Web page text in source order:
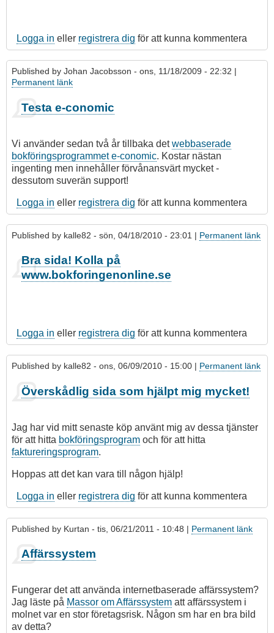
Logga in eller registrera dig för att kunna kommentera
Published by Johan Jacobsson - ons, 11/18/2009 - 22:32 |
Permanent länk
Testa e-conomic
Vi använder sedan två år tillbaka detwebbaserade
bokföringsprogrammet e-conomic. Kostar nästan
ingenting men innehåller förvånansvärt mycket -
dessutom suverän support!
Logga in eller registrera dig för att kunna kommentera
Published by kalle82 - sön, 04/18/2010 - 23:01 | Permanent länk
Som
svar
på
Bra sida! Kolla på
www.bokforingenonline.se
Logga in eller registrera dig för att kunna kommentera
Published by kalle82 - ons, 06/09/2010 - 15:00 | Permanent länk
Överskådlig sida som hjälpt mig mycket!
Jag har vid mitt senaste köp använt mig av dessa tjänster
för att hitta bokföringsprogram och för att hitta
faktureringsprogram.
Hoppas att det kan vara till någon hjälp!
Logga in eller registrera dig för att kunna kommentera
Published by Kurtan - tis, 06/21/2011 - 10:48 | Permanent länk
Som
svar
Bokföringsprogram
av
urmgerd
Affärssystem
Fungerar det att använda internetbaserade affärssystem?
Jag läste på Massor om Affärssystem att affärssystem i
molnet var en stor företagsrisk. Någon sm har en bra bild
av detta?